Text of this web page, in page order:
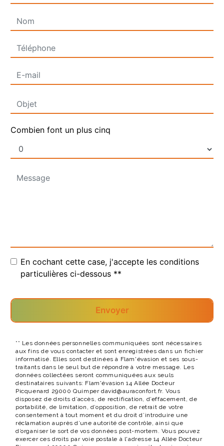
Combien font un plus cinq
En cochant cette case, j'accepte les conditions
particulières ci-dessous **
Envoyer
** Les données personnelles communiquées sont nécessaires
aux fins de vous contacter et sont enregistrées dans un fichier
informatisé. Elles sont destinées à Flam'évasion et ses sous-
traitants dans le seul but de répondre à votre message. Les
données collectées seront communiquées aux seuls
destinataires suivants: Flam'évasion 14 Allée Docteur
Picquenard 29000 Quimper david@auraconfort.fr. Vous
disposez de droits d’accès, de rectification, d’effacement, de
portabilité, de limitation, d’opposition, de retrait de votre
consentement à tout moment et du droit d’introduire une
réclamation auprès d’une autorité de contrôle, ainsi que
d’organiser le sort de vos données post-mortem. Vous pouvez
exercer ces droits par voie postale à l'adresse 14 Allée Docteur